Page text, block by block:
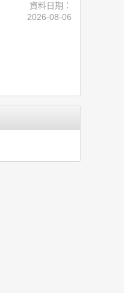
資料日期：
2026-08-06